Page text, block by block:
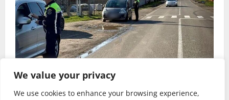
We value your privacy
We use cookies to enhance your browsing experience,
Stiri Iasi